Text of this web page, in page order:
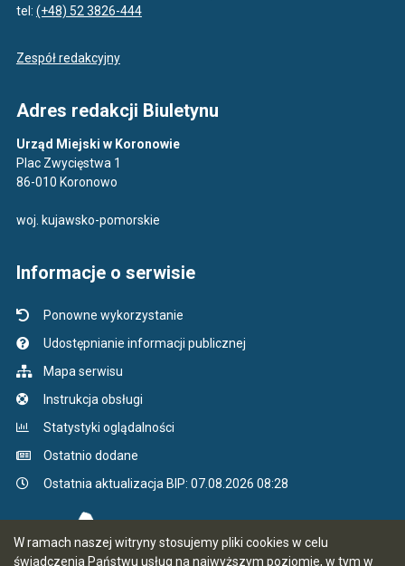
W ramach naszej witryny stosujemy pliki cookies w celu
świadczenia Państwu usług na najwyższym poziomie, w tym w
tel: (+48) 52 3826-444
Zespół redakcyjny
Adres redakcji Biuletynu
Urząd Miejski w Koronowie
Plac Zwycięstwa 1
86-010 Koronowo
woj. kujawsko-pomorskie
Informacje o serwisie
Ponowne wykorzystanie
Udostępnianie informacji publicznej
Mapa serwisu
Instrukcja obsługi
Statystyki oglądalności
Ostatnio dodane
Ostatnia aktualizacja BIP: 07.08.2026 08:28